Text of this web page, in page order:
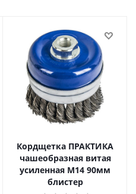
Кордщетка ПРАКТИКА
чашеобразная витая
усиленная М14 90мм
блистер